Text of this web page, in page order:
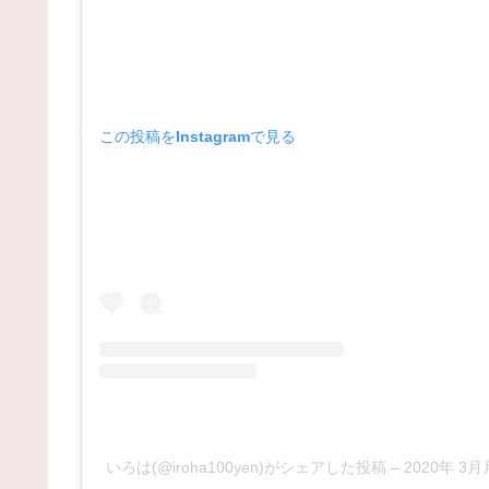
この投稿をInstagramで見る
いろは(@iroha100yen)がシェアした投稿 – 2020年 3月